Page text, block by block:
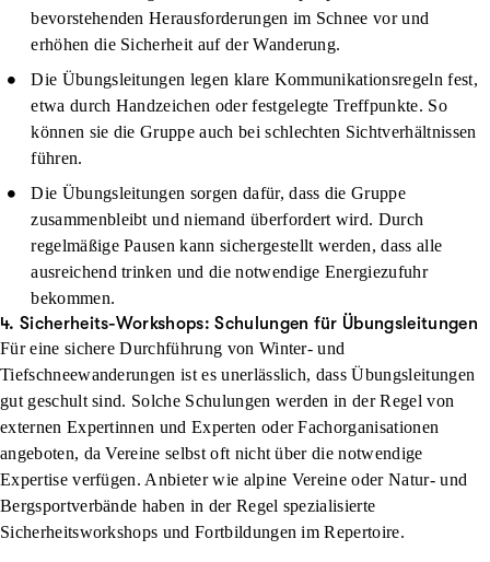
bevorstehenden Herausforderungen im Schnee vor und
erhöhen die Sicherheit auf der Wanderung.
Die Übungsleitungen legen klare Kommunikationsregeln fest,
etwa durch Handzeichen oder festgelegte Treffpunkte. So
können sie die Gruppe auch bei schlechten Sichtverhältnissen
führen.
Die Übungsleitungen sorgen dafür, dass die Gruppe
zusammenbleibt und niemand überfordert wird. Durch
regelmäßige Pausen kann sichergestellt werden, dass alle
ausreichend trinken und die notwendige Energiezufuhr
bekommen.
4. Sicherheits-Workshops: Schulungen für Übungsleitungen
Für eine sichere Durchführung von Winter- und
Tiefschneewanderungen ist es unerlässlich, dass Übungsleitungen
gut geschult sind. Solche Schulungen werden in der Regel von
externen Expertinnen und Experten oder Fachorganisationen
angeboten, da Vereine selbst oft nicht über die notwendige
Expertise verfügen. Anbieter wie alpine Vereine oder Natur- und
Bergsportverbände haben in der Regel spezialisierte
Sicherheitsworkshops und Fortbildungen im Repertoire.